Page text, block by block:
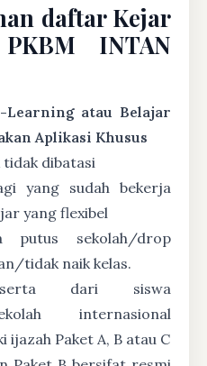
daftar Kejar
INTAN
Learning atau Belajar
Aplikasi Khusus
dibatasi
yang sudah bekerja
yang flexibel
putus sekolah/drop
tidak naik kelas.
dari siswa
internasional
ijazah Paket A, B atau C